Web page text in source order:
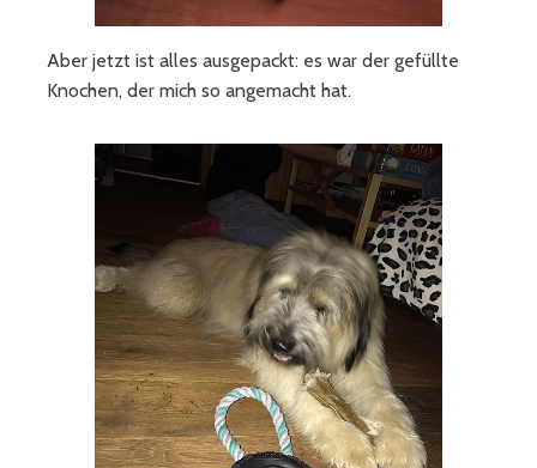
Aber jetzt ist alles ausgepackt: es war der gefüllte
Knochen, der mich so angemacht hat.